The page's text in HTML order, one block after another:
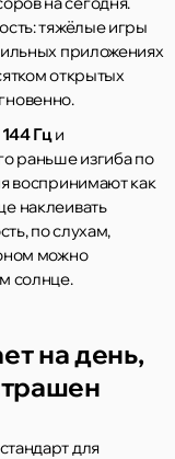
тяжёлые игры
приложениях
открытых
144 Гци
раньше изгиба по
воспринимают как
наклеивать
по слухам,
можно
солнце.
на день,
для